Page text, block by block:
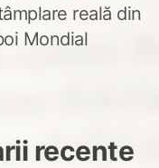
reală din
Mondial
recente